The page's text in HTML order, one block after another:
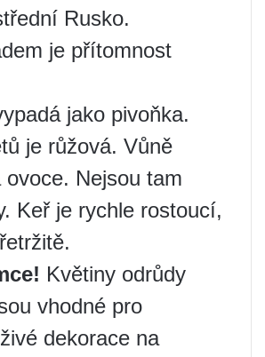
Rusko.
je přítomnost
jako pivoňka.
je růžová. Vůně
ovoce. Nejsou tam
Keř je rychle rostoucí,
Květiny odrůdy
vhodné pro
dekorace na